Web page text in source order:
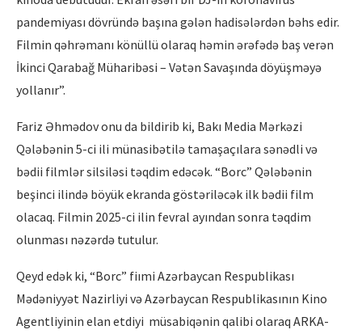
pandemiyası dövründə başına gələn hadisələrdən bəhs edir.
Filmin qəhrəmanı könüllü olaraq həmin ərəfədə baş verən
İkinci Qarabağ Müharibəsi – Vətən Savaşında döyüşməyə
yollanır”.
Fariz Əhmədov onu da bildirib ki, Bakı Media Mərkəzi
Qələbənin 5-ci ili münasibətilə tamaşaçılara sənədli və
bədii filmlər silsiləsi təqdim edəcək. “Borc” Qələbənin
beşinci ilində böyük ekranda göstəriləcək ilk bədii film
olacaq. Filmin 2025-ci ilin fevral ayından sonra təqdim
olunması nəzərdə tutulur.
Qeyd edək ki, “Borc” fiımi Azərbaycan Respublikası
Mədəniyyət Nazirliyi və Azərbaycan Respublikasının Kino
Agentliyinin elan etdiyi müsabiqənin qalibi olaraq ARKA-